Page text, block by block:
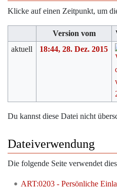
Klicke auf einen Zeitpunkt, um
Version vom
aktuell
18:44, 28. Dez. 2015
Du kannst diese Datei nicht
Dateiverwendung
Die folgende Seite verwendet
ART:0203 - Persönliche